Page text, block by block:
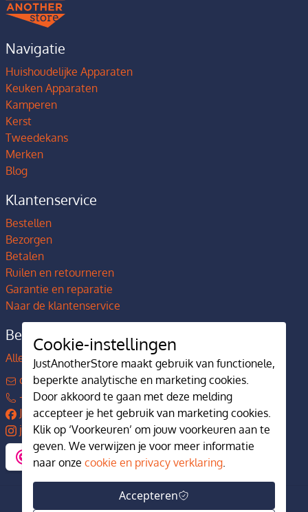
Navigatie
Huishoudelijke Apparaten
Keuken Apparaten
Kamperen
Kerst
Tweedekans
Merken
Blog
Klantenservice
Bestellen
Bezorgen
Betalen
Ruilen en retourneren
Garantie en reparatie
Naar de klantenservice
Bedrijfsgegevens
Alles over JustAnotherStore
contact@justanotherstore.nl
+31 73 644 7405
JustAnotherStore
justanotherstore.nl
Cookie-instellingen
JustAnotherStore maakt gebruik van functionele,
beperkte analytische en marketing cookies.
Door akkoord te gaan met deze melding
accepteer je het gebruik van marketing cookies.
Klik op ‘Voorkeuren’ om jouw voorkeuren aan te
geven. We verwijzen je voor meer informatie
naar onze cookie en privacy verklaring.
Accepteren